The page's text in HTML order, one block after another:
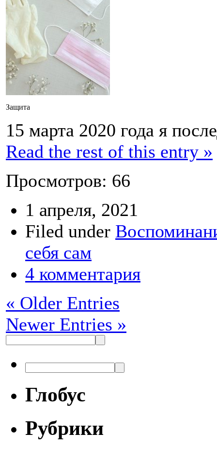
Защита
15 марта 2020 года я
Read the rest of this entry »
Просмотров: 66
1 апреля, 2021
Filed under
себя сам
4 комментария
« Older Entries
Newer Entries »
Глобус
Рубрики